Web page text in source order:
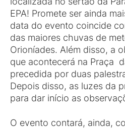
EPA! Promete ser ainda
data do evento coincide
das maiores chuvas de
Orioníades. Além disso, a
que acontecerá na Praça
precedida por duas
Depois disso, as luzes da
para dar início as
O evento contará, ainda,